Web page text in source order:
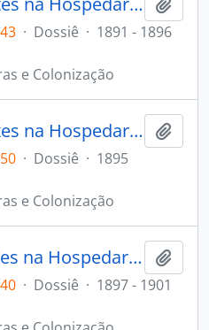
· Dossiê · 1891 - 1896
e Colonização
Entrada de Imigrantes na Hospedaria de Imigração na Cidade de Cachoeiro de Itapemirim.
· Dossiê · 1895
e Colonização
Entrada de imigrantes na Hospedaria Pedra d'Água.
· Dossiê · 1897 - 1901